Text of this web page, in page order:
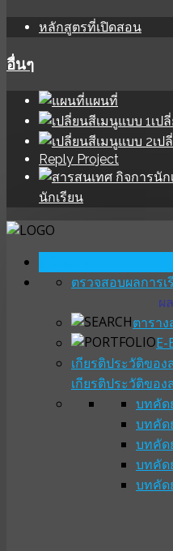
หลักสูตรที่เปิดสอน
อื่นๆ
แผนที่
เป
เป
Reply Project
นักเรียน
ตรวจสอบผลการเ
ผ
ตารา
E-
เกียรติประวัติขอ
เกียรติประวัติขอ
บทคัด
บทคัด
บทคัด
บทคัด
บทคัด